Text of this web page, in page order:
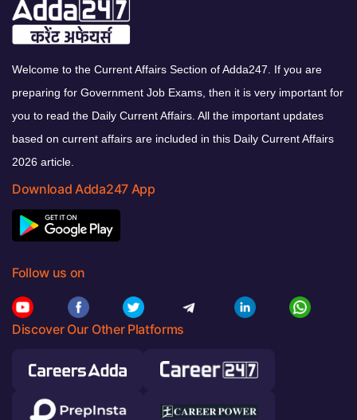
Welcome to the Current Affairs Section of Adda247. If you are
preparing for Government Job Exams, then it is very important for
you to read the Daily Current Affairs. All the important updates
based on current affairs are included in this Daily Current Affairs
2026 article.
Download Adda247 App
Follow us on
Discover Our Other Platforms